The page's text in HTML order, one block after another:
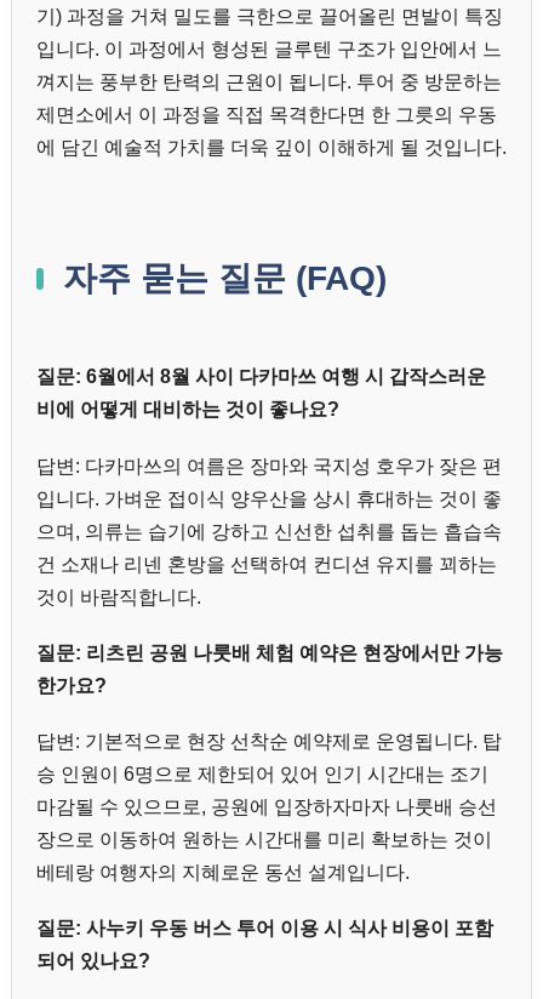
기) 과정을 거쳐 밀도를 극한으로 끌어올린 면발이 특징
입니다. 이 과정에서 형성된 글루텐 구조가 입안에서 느
껴지는 풍부한 탄력의 근원이 됩니다. 투어 중 방문하는
제면소에서 이 과정을 직접 목격한다면 한 그릇의 우동
에 담긴 예술적 가치를 더욱 깊이 이해하게 될 것입니다.
자주 묻는 질문 (FAQ)
질문: 6월에서 8월 사이 다카마쓰 여행 시 갑작스러운
비에 어떻게 대비하는 것이 좋나요?
답변: 다카마쓰의 여름은 장마와 국지성 호우가 잦은 편
입니다. 가벼운 접이식 양우산을 상시 휴대하는 것이 좋
으며, 의류는 습기에 강하고 신선한 섭취를 돕는 흡습속
건 소재나 리넨 혼방을 선택하여 컨디션 유지를 꾀하는
것이 바람직합니다.
질문: 리츠린 공원 나룻배 체험 예약은 현장에서만 가능
한가요?
답변: 기본적으로 현장 선착순 예약제로 운영됩니다. 탑
승 인원이 6명으로 제한되어 있어 인기 시간대는 조기
마감될 수 있으므로, 공원에 입장하자마자 나룻배 승선
장으로 이동하여 원하는 시간대를 미리 확보하는 것이
베테랑 여행자의 지혜로운 동선 설계입니다.
질문: 사누키 우동 버스 투어 이용 시 식사 비용이 포함
되어 있나요?